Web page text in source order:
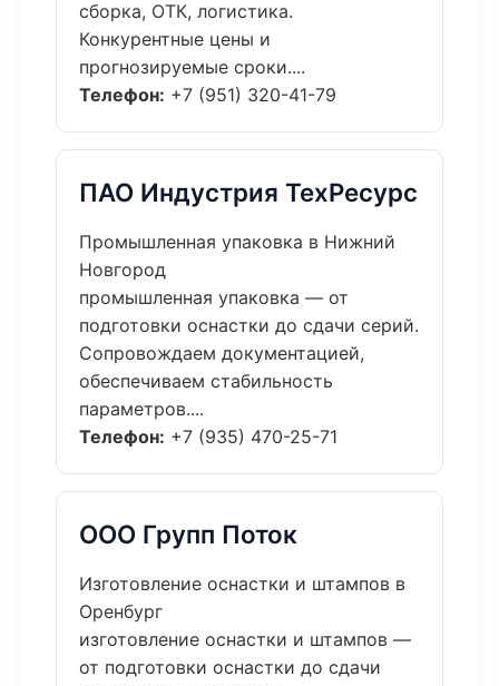
сборка, ОТК, логистика.
Конкурентные цены и
прогнозируемые сроки....
Телефон: +7 (951) 320-41-79
ПАО Индустрия ТехРесурс
Промышленная упаковка в Нижний
Новгород
промышленная упаковка — от
подготовки оснастки до сдачи серий.
Сопровождаем документацией,
обеспечиваем стабильность
параметров....
Телефон: +7 (935) 470-25-71
ООО Групп Поток
Изготовление оснастки и штампов в
Оренбург
изготовление оснастки и штампов —
от подготовки оснастки до сдачи